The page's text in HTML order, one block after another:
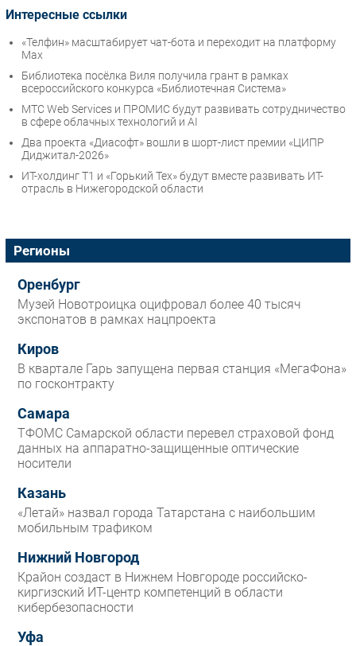
Интересные ссылки
«Телфин» масштабирует чат-бота и переходит на платформу
Max
Библиотека посёлка Виля получила грант в рамках
всероссийского конкурса «Библиотечная Система»
МТС Web Services и ПРОМИС будут развивать сотрудничество
в сфере облачных технологий и AI
Два проекта «Диасофт» вошли в шорт-лист премии «ЦИПР
Диджитал-2026»
ИТ-холдинг Т1 и «Горький Тех» будут вместе развивать ИТ-
отрасль в Нижегородской области
Регионы
Оренбург
Музей Новотроицка оцифровал более 40 тысяч
экспонатов в рамках нацпроекта
Киров
В квартале Гарь запущена первая станция «МегаФона»
по госконтракту
Самара
ТФОМС Самарской области перевел страховой фонд
данных на аппаратно-защищенные оптические
носители
Казань
«Летай» назвал города Татарстана с наибольшим
мобильным трафиком
Нижний Новгород
Крайон создаст в Нижнем Новгороде российско-
киргизский ИТ-центр компетенций в области
кибербезопасности
Уфа